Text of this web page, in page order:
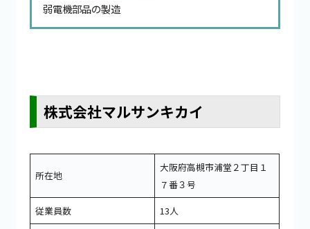
弱電機部品の製造
株式会社マルサンキカイ
所在地
大阪府高槻市浦堂２丁目１
７番３号
従業員数
13人